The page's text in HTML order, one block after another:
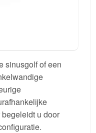
sinusgolf of een
u door